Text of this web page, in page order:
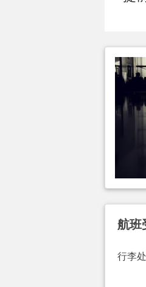
航班
行李